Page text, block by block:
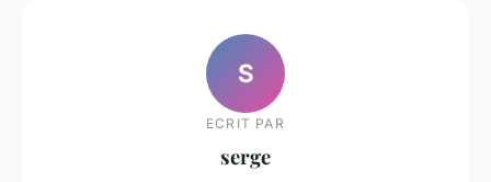
S
ECRIT PAR
serge